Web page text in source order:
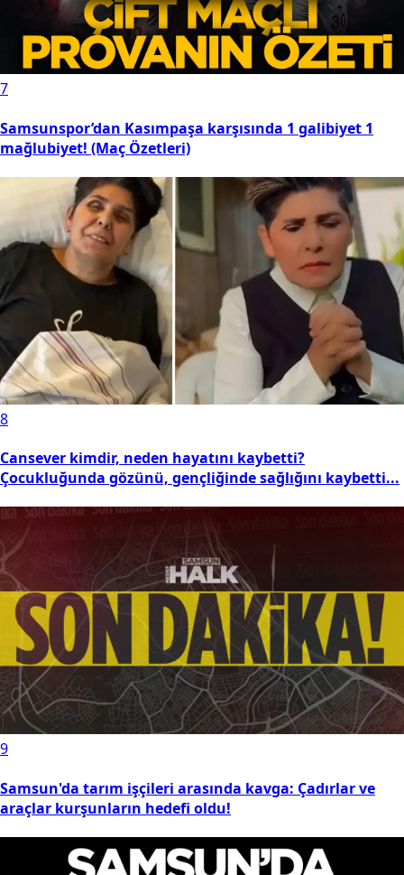
7
Samsunspor’dan Kasımpaşa karşısında 1 galibiyet 1
mağlubiyet! (Maç Özetleri)
8
Cansever kimdir, neden hayatını kaybetti?
Çocukluğunda gözünü, gençliğinde sağlığını kaybetti...
9
Samsun'da tarım işçileri arasında kavga: Çadırlar ve
araçlar kurşunların hedefi oldu!